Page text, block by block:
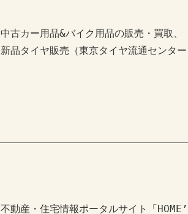
中古カー用品&バイク用品の販売・買取、
新品タイヤ販売（東京タイヤ流通センタ
不動産・住宅情報ポータルサイト「